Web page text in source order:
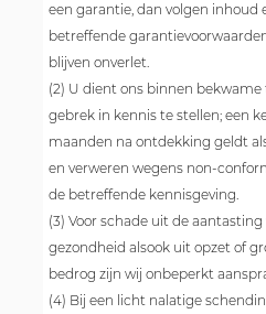
een garantie, dan volgen inhoud
betreffende
blijven onverlet.
(2) U dient ons binnen
gebrek in kennis te stellen; een
maanden na ontdekking geldt
en verweren wegens non-
de betreffende kennisgeving.
(3) Voor schade uit de
gezondheid alsook uit opzet of
bedrog zijn wij onbeperkt
(4) Bij een licht nalatige